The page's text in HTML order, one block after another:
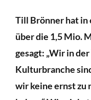
Till Brönner hat
über die 1,5 Mio.
gesagt: „Wir in
Kulturbranche
wir keine ernst zu